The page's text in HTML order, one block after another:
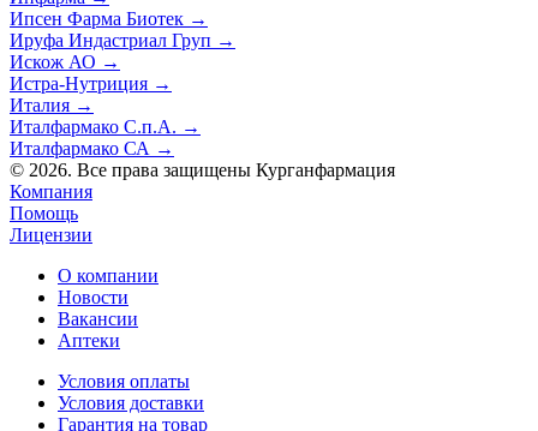
Ипсен Фарма Биотек →
Ируфа Индастриал Груп →
Искож АО →
Истра-Нутриция →
Италия →
Италфармако С.п.А. →
Италфармако СА →
© 2026. Все права защищены Курганфармация
Компания
Помощь
Лицензии
О компании
Новости
Вакансии
Аптеки
Условия оплаты
Условия доставки
Гарантия на товар